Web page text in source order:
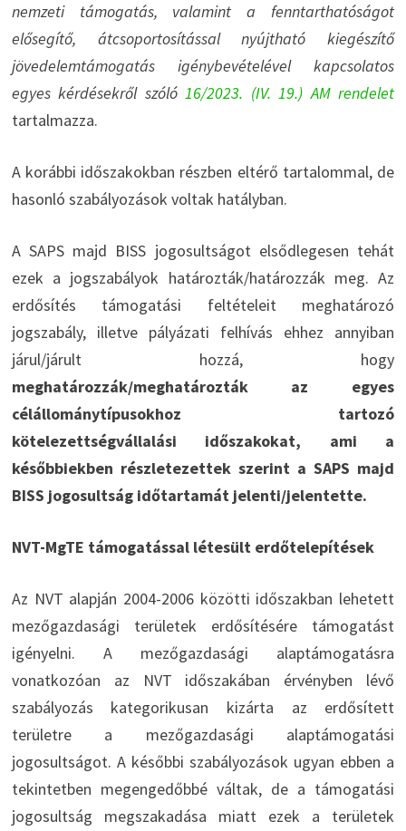
nemzeti támogatás, valamint a fenntarthatóságot
elősegítő, átcsoportosítással nyújtható kiegészítő
jövedelemtámogatás igénybevételével kapcsolatos
egyes kérdésekről szóló16/2023. (IV. 19.) AM rendelet
tartalmazza.
A korábbi időszakokban részben eltérő tartalommal, de
hasonló szabályozások voltak hatályban.
A SAPS majd BISS jogosultságot elsődlegesen tehát
ezek a jogszabályok határozták/határozzák meg. Az
erdősítés támogatási feltételeit meghatározó
jogszabály, illetve pályázati felhívás ehhez annyiban
járul/járult hozzá, hogy
meghatározzák/meghatározták az egyes
célállománytípusokhoz tartozó
kötelezettségvállalási időszakokat, ami a
későbbiekben részletezettek szerint a SAPS majd
BISS jogosultság időtartamát jelenti/jelentette.
NVT-MgTE támogatással létesült erdőtelepítések
Az NVT alapján 2004-2006 közötti időszakban lehetett
mezőgazdasági területek erdősítésére támogatást
igényelni. A mezőgazdasági alaptámogatásra
vonatkozóan az NVT időszakában érvényben lévő
szabályozás kategorikusan kizárta az erdősített
területre a mezőgazdasági alaptámogatási
jogosultságot. A későbbi szabályozások ugyan ebben a
tekintetben megengedőbbé váltak, de a támogatási
jogosultság megszakadása miatt ezek a területek